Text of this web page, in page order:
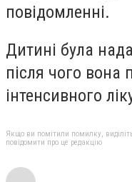
повідомленні.
Дитині була
після чого вона
інтенсивного
Якщо ви помітили помилку,
повідомити про це редакцію